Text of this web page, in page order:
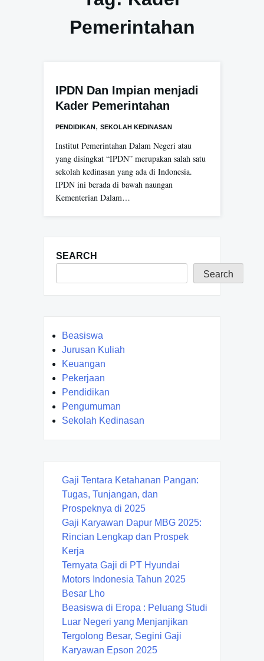
Pemerintahan
IPDN Dan Impian menjadi
Kader Pemerintahan
PENDIDIKAN, SEKOLAH KEDINASAN
Institut Pemerintahan Dalam Negeri atau
yang disingkat “IPDN” merupakan salah satu
sekolah kedinasan yang ada di Indonesia.
IPDN ini berada di bawah naungan
Kementerian Dalam…
SEARCH
Search
Beasiswa
Jurusan Kuliah
Keuangan
Pekerjaan
Pendidikan
Pengumuman
Sekolah Kedinasan
Gaji Tentara Ketahanan Pangan:
Tugas, Tunjangan, dan
Prospeknya di 2025
Gaji Karyawan Dapur MBG 2025:
Rincian Lengkap dan Prospek
Kerja
Ternyata Gaji di PT Hyundai
Motors Indonesia Tahun 2025
Besar Lho
Beasiswa di Eropa : Peluang Studi
Luar Negeri yang Menjanjikan
Tergolong Besar, Segini Gaji
Karyawan Epson 2025